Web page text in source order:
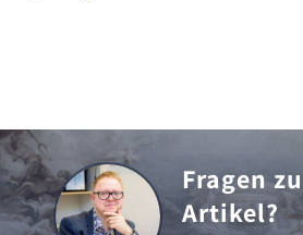
Fragen
Artikel?